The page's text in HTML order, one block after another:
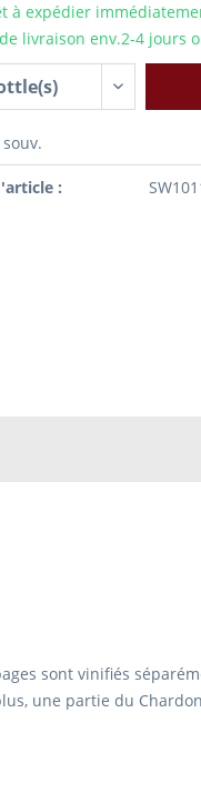
à expédier
livraison env.2-4 jours
souv.
:
sont vinifiés
une partie du